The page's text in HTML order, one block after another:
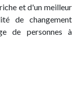
et d'un meilleur
de changement
de personnes à